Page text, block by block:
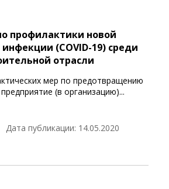
профилактики новой
(COVID-19) среди
отрасли
мер по предотвращению
(в организацию)...
Дата публикации: 14.05.2020